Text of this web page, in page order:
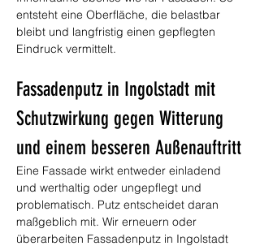
entsteht eine Oberfläche, die belastbar
bleibt und langfristig einen gepflegten
Eindruck vermittelt.
Fassadenputz in Ingolstadt mit
Schutzwirkung gegen Witterung
und einem besseren Außenauftritt
Eine Fassade wirkt entweder einladend
und werthaltig oder ungepflegt und
problematisch. Putz entscheidet daran
maßgeblich mit. Wir erneuern oder
überarbeiten Fassadenputz in Ingolstadt